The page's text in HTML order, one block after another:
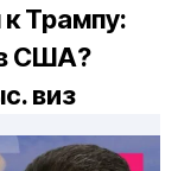
Трампу:
США?
виз